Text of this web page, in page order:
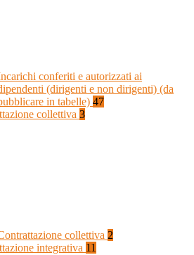
conferiti e autorizzati ai
(dirigenti e non dirigenti) (da
in tabelle) 47
collettiva 3
collettiva 2
integrativa 11